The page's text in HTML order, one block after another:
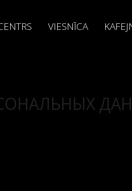
VIESNĪCA